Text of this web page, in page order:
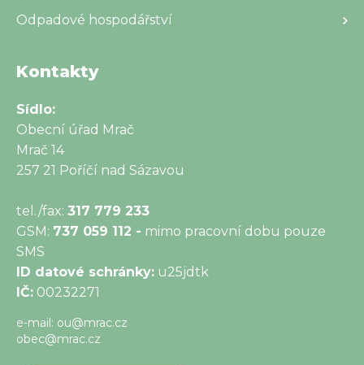
Odpadové hospodářství
Kontakty
Sídlo:
Obecní úřad Mrač
Mrač 14
257 21 Poříčí nad Sázavou
tel./fax: 317 779 233
GSM: 737 059 112 - mimo pracovní dobu pouze
SMS
ID datové schránky: u25jdtk
IČ: 00232271
e-mail: ou@mrac.cz
obec@mrac.cz